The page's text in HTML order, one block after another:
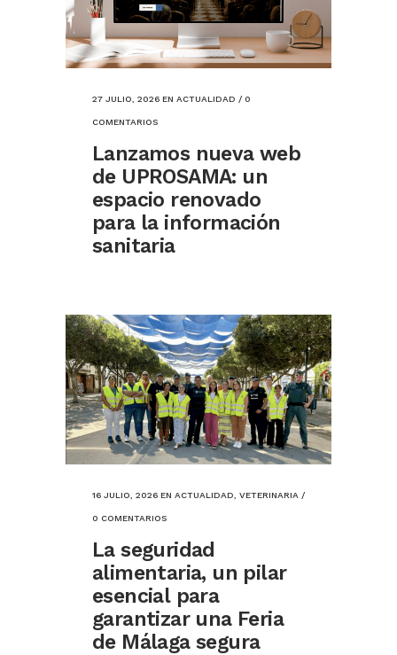
27 JULIO, 2026 EN ACTUALIDAD / 0
COMENTARIOS
Lanzamos nueva web
de UPROSAMA: un
espacio renovado
para la información
sanitaria
16 JULIO, 2026 EN ACTUALIDAD VETERINARIA /
0 COMENTARIOS
La seguridad
alimentaria, un pilar
esencial para
garantizar una Feria
de Málaga segura